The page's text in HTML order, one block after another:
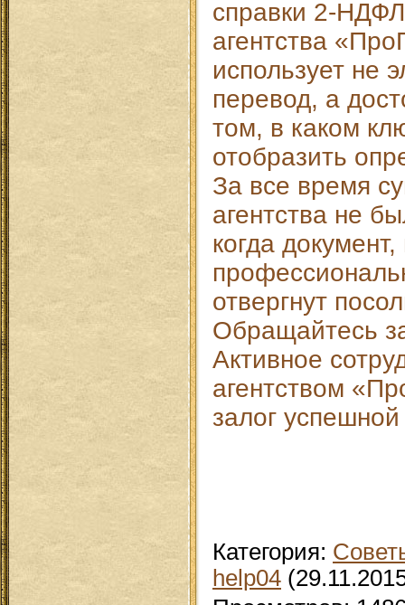
справки 2-
агентства
использует не
перевод, а
том, в каком
отобразить
За все время
агентства не
когда
отвергнут
Обращайтесь
Активное
агентством
залог успешной
Категория:
help04